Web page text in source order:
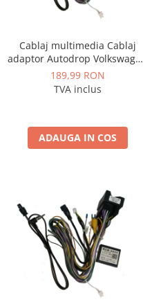
Cablaj multimedia Cablaj
adaptor Autodrop Volkswagen
Tiguan (2017+) pentru
Navigații multimedia Android
189,99 RON
TVA inclus
ADAUGA IN COS